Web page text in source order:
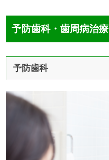
予防歯科・歯周病治療
予防歯科